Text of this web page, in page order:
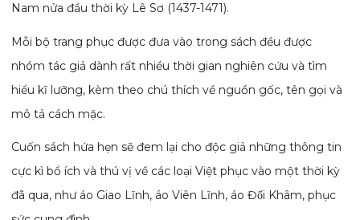
Nam nửa đầu thời kỳ Lê Sơ (1437-1471).
Mỗi bộ trang phục được đưa vào trong sách đều được
nhóm tác giả dành rất nhiều thời gian nghiên cứu và tìm
hiểu kĩ lưỡng, kèm theo chú thích về nguồn gốc, tên gọi và
mô tả cách mặc.
Cuốn sách hứa hẹn sẽ đem lại cho độc giả những thông tin
cực kì bổ ích và thú vị về các loại Việt phục vào một thời kỳ
đã qua, như áo Giao Lĩnh, áo Viên Lĩnh, áo Đối Khâm, phục